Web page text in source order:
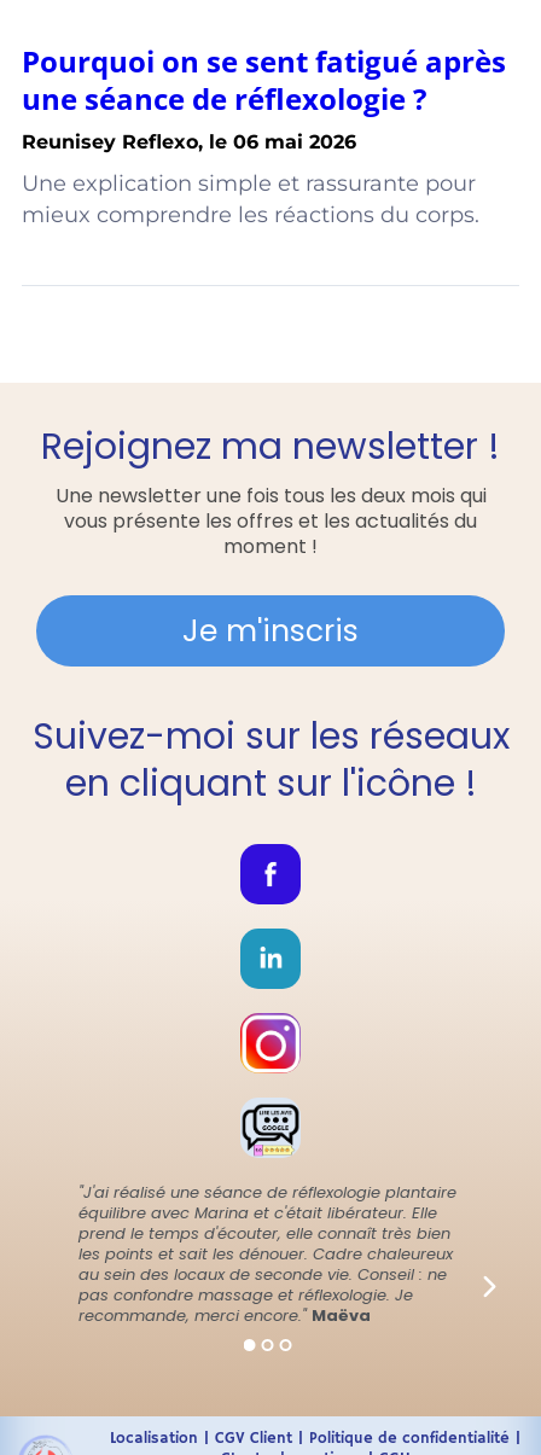
Pourquoi on se sent fatigué après
une séance de réflexologie ?
Reunisey Reflexo, le 06 mai 2026
Une explication simple et rassurante pour
mieux comprendre les réactions du corps.
Rejoignez ma newsletter !
Une newsletter une fois tous les deux mois qui
vous présente les offres et les actualités du
moment !
Je m'inscris
Suivez-moi sur les réseaux
en cliquant sur l'icône !
"J'ai réalisé une séance de réflexologie plantaire
équilibre avec Marina et c'était libérateur. Elle
prend le temps d'écouter, elle connaît très bien
les points et sait les dénouer. Cadre chaleureux
au sein des locaux de seconde vie. Conseil : ne
pas confondre massage et réflexologie. Je
recommande, merci encore." Maëva
Localisation CGV Client| Politique de confidentialité|